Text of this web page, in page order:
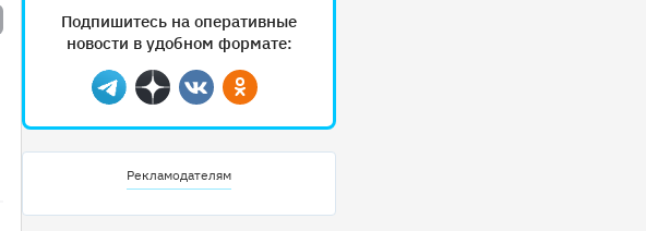
Подпишитесь на оперативные
новости в удобном формате:
Telegram
ДзенВконтактеОдноклассники
Рекламодателям